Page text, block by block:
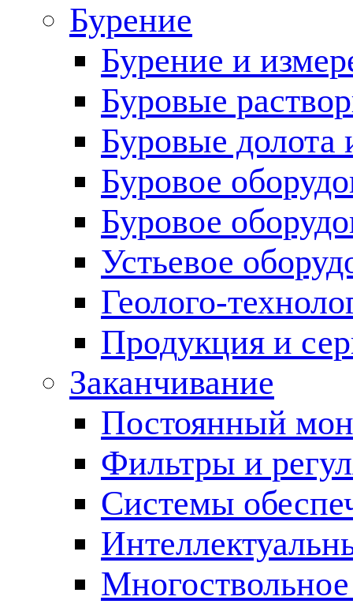
Бурение
Бурение и
Буровые
Буровые долота
Буровое
Буровое
Устьевое
Геолого-
Продукция и
Заканчивание
Постоянный
Фильтры и
Cистемы